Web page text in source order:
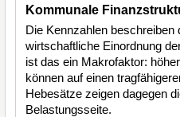
Kommunale
Die Kennzahlen beschreiben
wirtschaftliche Einordnung
ist das ein Makrofaktor:
können auf einen
Hebesätze zeigen dagegen
Belastungsseite.